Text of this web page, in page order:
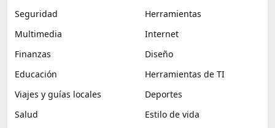
Seguridad
Herramientas
Multimedia
Internet
Finanzas
Diseño
Educación
Herramientas de TI
Viajes y guías locales
Deportes
Salud
Estilo de vida